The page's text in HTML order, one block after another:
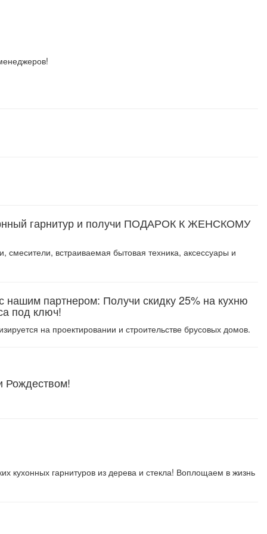
гарнитур и получи ПОДАРОК К ЖЕНСКОМУ
смесители, встраиваемая бытовая техника, аксессуары и
нашим партнером: Получи скидку 25% на кухню
под ключ!
на проектировании и строительстве брусовых домов.
Рождеством!
кухонных гарнитуров из дерева и стекла! Воплощаем в жизнь